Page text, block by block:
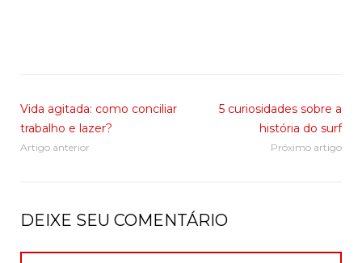
Vida agitada: como conciliar
trabalho e lazer?
Artigo anterior
5 curiosidades sobre a
história do surf
Próximo artigo
DEIXE SEU COMENTÁRIO